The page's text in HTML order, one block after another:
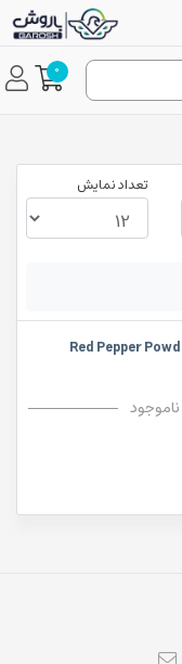
0
تعداد نمایش
ناموجود